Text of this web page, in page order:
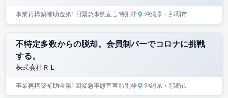
事業再構築補助金第1回緊急事態宣言特別枠 沖縄県 ・那覇市
不特定多数からの脱却。会員制バーでコロナに挑戦
する。
株式会社ＲＬ
事業再構築補助金第1回緊急事態宣言特別枠 沖縄県 ・那覇市